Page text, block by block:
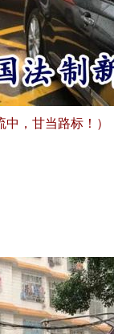
，甘当路标！）